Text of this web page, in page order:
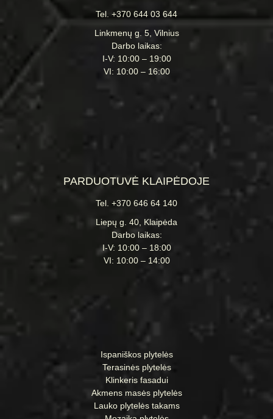
Tel. +370 644 03 644
Linkmenų g. 5, Vilnius
Darbo laikas:
I-V: 10:00 – 19:00
VI: 10:00 – 16:00
PARDUOTUVĖ KLAIPĖDOJE
Tel. +370 646 64 140
Liepų g. 40, Klaipėda
Darbo laikas:
I-V: 10:00 – 18:00
VI: 10:00 – 14:00
Ispaniškos plytelės
Terasinės plytelės
Klinkeris fasadui
Akmens masės plytelės
Lauko plytelės takams